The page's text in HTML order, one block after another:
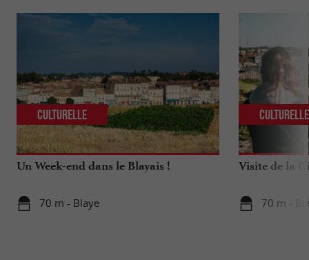
Un Week-end dans le Blayais !
70 m - Blaye
Culturelle
Visite de la
70 m -
Culturelle